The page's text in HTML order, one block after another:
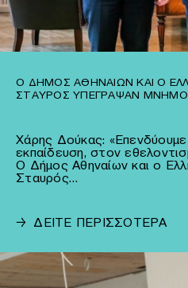
Ο ΔΉΜΟΣ ΑΘΗΝΑΊΩΝ ΚΑΙ Ο
ΣΤΑΥΡΌΣ ΥΠΈΓΡΑΨΑΝ
Χάρης Δούκας:
εκπαίδευση, στον
Ο Δήμος Αθηναίων και ο
Σταυρός…
→ ΔΕΙΤΕ ΠΕΡΙΣΣΟΤΕΡΑ